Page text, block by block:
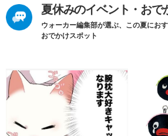
夏休みのイベント・おで
ウォーカー編集部が選ぶ、この夏にお
おでかけスポット